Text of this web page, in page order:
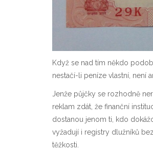
Když se nad tím někdo
nestačí-li peníze vlastní, není
Jenže půjčky se rozhodně
reklam zdát, že finanční
dostanou jenom ti, kdo
vyžadují i registry dlužníků
těžkosti.